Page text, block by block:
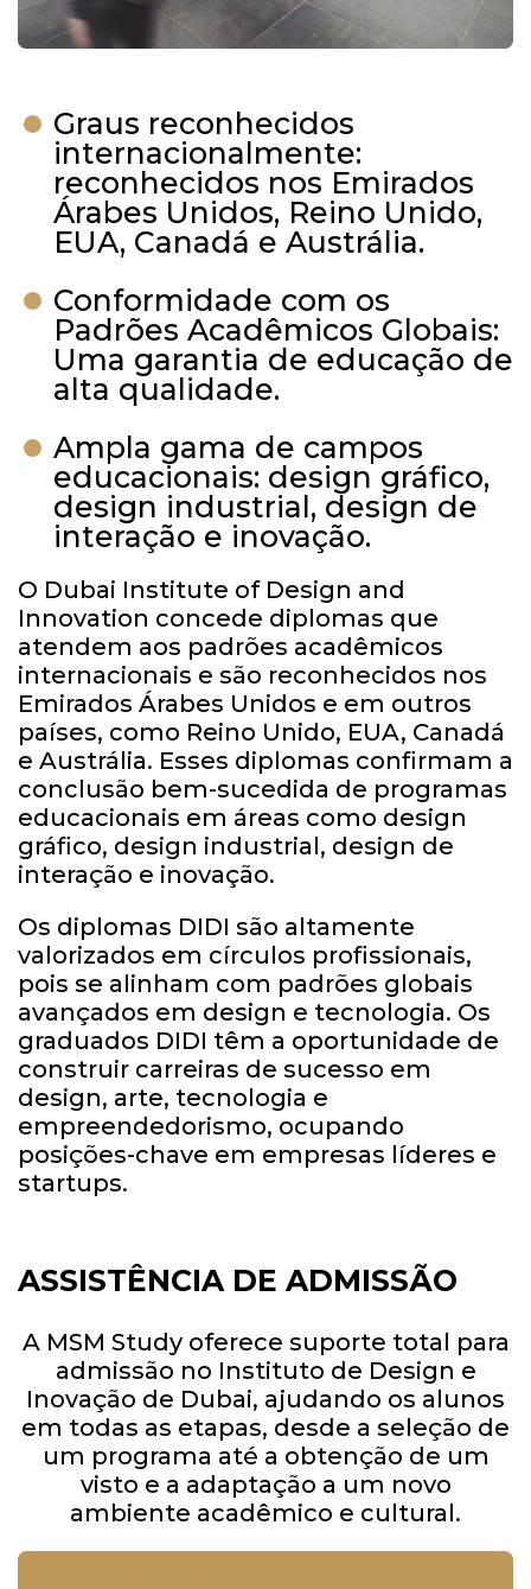
Graus reconhecidos
internacionalmente:
reconhecidos nos Emirados
Árabes Unidos, Reino Unido,
EUA, Canadá e Austrália.
Conformidade com os
Padrões Acadêmicos Globais:
Uma garantia de educação de
alta qualidade.
Ampla gama de campos
educacionais: design gráfico,
design industrial, design de
interação e inovação.
O Dubai Institute of Design and
Innovation concede diplomas que
atendem aos padrões acadêmicos
internacionais e são reconhecidos nos
Emirados Árabes Unidos e em outros
países, como Reino Unido, EUA, Canadá
e Austrália. Esses diplomas confirmam a
conclusão bem-sucedida de programas
educacionais em áreas como design
gráfico, design industrial, design de
interação e inovação.
Os diplomas DIDI são altamente
valorizados em círculos profissionais,
pois se alinham com padrões globais
avançados em design e tecnologia. Os
graduados DIDI têm a oportunidade de
construir carreiras de sucesso em
design, arte, tecnologia e
empreendedorismo, ocupando
posições-chave em empresas líderes e
startups.
ASSISTÊNCIA DE ADMISSÃO
A MSM Study oferece suporte total para
admissão no Instituto de Design e
Inovação de Dubai, ajudando os alunos
em todas as etapas, desde a seleção de
um programa até a obtenção de um
visto e a adaptação a um novo
ambiente acadêmico e cultural.